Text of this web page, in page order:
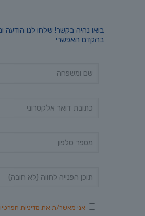
בואו נהיה בקשר! שלחו לנו הודעה
בהקדם האפשרי
אני מאשר/ת את מדיניות